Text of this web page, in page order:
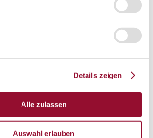
Details zeigen
Alle zulassen
Auswahl erlauben
Fertigung und Montage
Presse